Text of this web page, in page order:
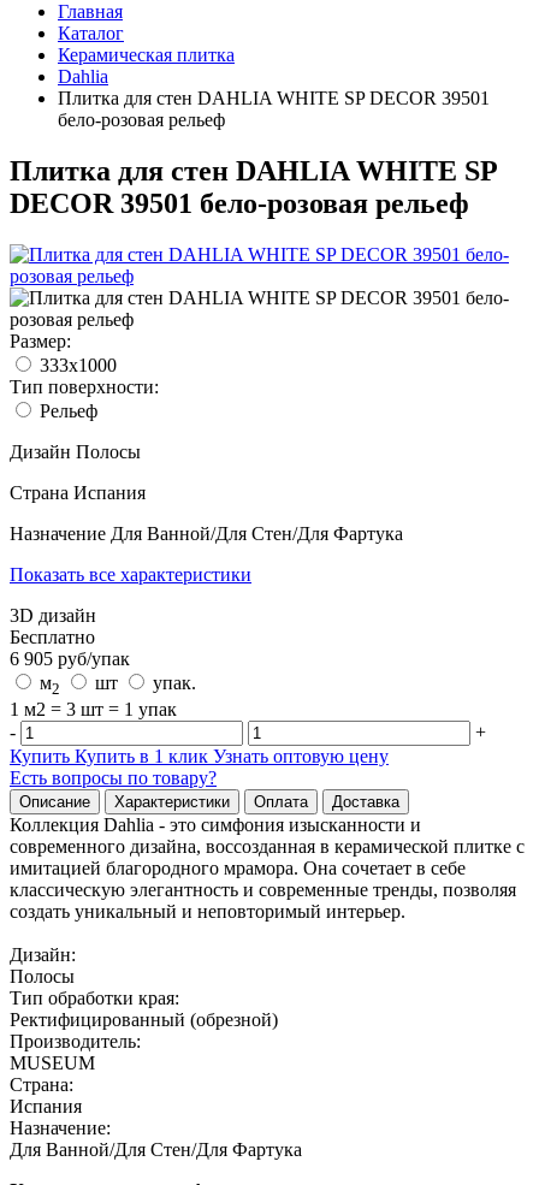
Главная
Каталог
Керамическая плитка
Dahlia
Плитка для стен DAHLIA WHITE SP DECOR 39501
бело-розовая рельеф
Плитка для стен DAHLIA WHITE SP
DECOR 39501 бело-розовая рельеф
Размер:
333x1000
Тип поверхности:
Рельеф
Дизайн Полосы
Страна Испания
Назначение Для Ванной/Для Стен/Для Фартука
Показать все характеристики
3D дизайн
Бесплатно
6 905 руб/упак
м2 шт
упак.
1 м2 = 3 шт = 1 упак
-
+
Купить Купить в 1 клик Узнать оптовую цену
Есть вопросы по товару?
Описание Характеристики Оплата Доставка
Коллекция Dahlia - это симфония изысканности и
современного дизайна, воссозданная в керамической плитке с
имитацией благородного мрамора. Она сочетает в себе
классическую элегантность и современные тренды, позволяя
создать уникальный и неповторимый интерьер.
Дизайн:
Полосы
Тип обработки края:
Ректифицированный (обрезной)
Производитель:
MUSEUM
Страна:
Испания
Назначение:
Для Ванной/Для Стен/Для Фартука